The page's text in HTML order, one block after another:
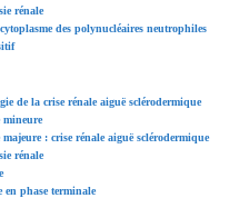
rénale
des polynucléaires neutrophiles
de la crise rénale aiguë sclérodermique
mineure
majeure : crise rénale aiguë sclérodermique
rénale
en phase terminale